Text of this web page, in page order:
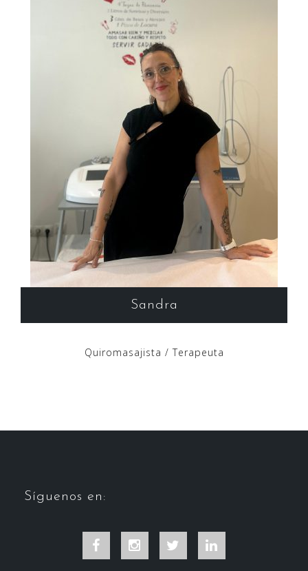
Sandra
Quiromasajista / Terapeuta
Síguenos en:
Facebook InstagramTwitter